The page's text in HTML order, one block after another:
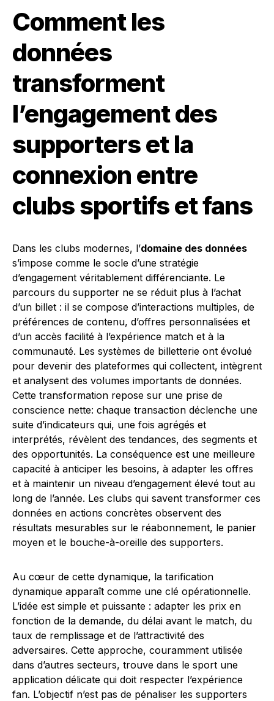
Comment les
données
transforment
l’engagement des
supporters et la
connexion entre
clubs sportifs et fans
Dans les clubs modernes, l’domaine des données
s’impose comme le socle d’une stratégie
d’engagement véritablement différenciante. Le
parcours du supporter ne se réduit plus à l’achat
d’un billet : il se compose d’interactions multiples, de
préférences de contenu, d’offres personnalisées et
d’un accès facilité à l’expérience match et à la
communauté. Les systèmes de billetterie ont évolué
pour devenir des plateformes qui collectent, intègrent
et analysent des volumes importants de données.
Cette transformation repose sur une prise de
conscience nette: chaque transaction déclenche une
suite d’indicateurs qui, une fois agrégés et
interprétés, révèlent des tendances, des segments et
des opportunités. La conséquence est une meilleure
capacité à anticiper les besoins, à adapter les offres
et à maintenir un niveau d’engagement élevé tout au
long de l’année. Les clubs qui savent transformer ces
données en actions concrètes observent des
résultats mesurables sur le réabonnement, le panier
moyen et le bouche-à-oreille des supporters.
Au cœur de cette dynamique, la tarification
dynamique apparaît comme une clé opérationnelle.
L’idée est simple et puissante : adapter les prix en
fonction de la demande, du délai avant le match, du
taux de remplissage et de l’attractivité des
adversaires. Cette approche, couramment utilisée
dans d’autres secteurs, trouve dans le sport une
application délicate qui doit respecter l’expérience
fan. L’objectif n’est pas de pénaliser les supporters